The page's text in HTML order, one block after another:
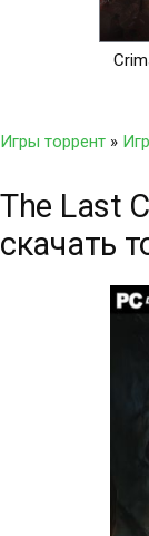
Игры торрент »
The Last
скачать